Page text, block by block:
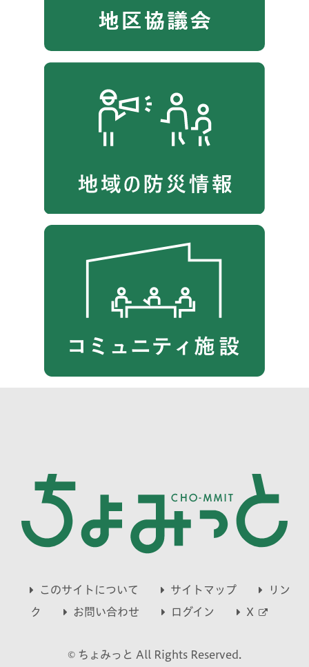
このサイトについて サイトマップ
リン
ク
お問い合わせ ログイン X
別
© ちょみっと All Rights Reserved.